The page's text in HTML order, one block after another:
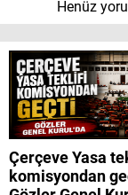
Henüz
Çerçeve Yasa
komisyondan